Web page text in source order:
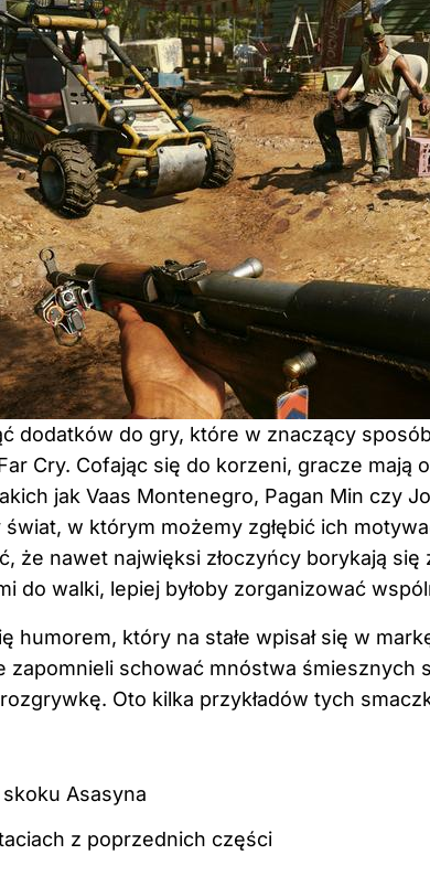
dodatków do gry, które w znaczący
Cry. Cofając się do korzeni, gracze mają
jak Vaas Montenegro, Pagan Min czy
w którym możemy zgłębić ich
że nawet najwięksi złoczyńcy borykają się
do walki, lepiej byłoby zorganizować
humorem, który na stałe wpisał się w
zapomnieli schować mnóstwa śmiesznych
Oto kilka przykładów tych
Asasyna
z poprzednich części